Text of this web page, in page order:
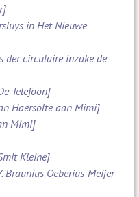
in Het Nieuwe
der circulaire inzake de
Telefoon]
Haersolte aan Mimi]
Mimi]
Kleine]
Braunius Oeberius-Meijer